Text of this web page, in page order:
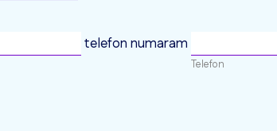
telefon numaram
Telefon